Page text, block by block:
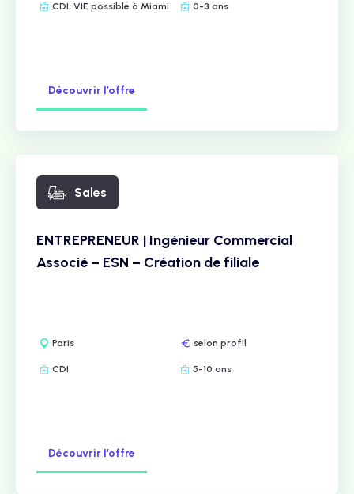
CDI; VIE possible à Miami 0-3 ans
Découvrir l’offre
Sales
ENTREPRENEUR | Ingénieur Commercial
Associé – ESN – Création de filiale
Paris selon profil
CDI 5-10 ans
Découvrir l’offre